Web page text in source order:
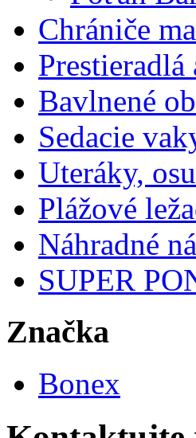
Chrániče
Prestieradlá
Bavlnené
Sedacie
Uteráky,
Plážové
Náhradné
SUPER
Značka
Bonex